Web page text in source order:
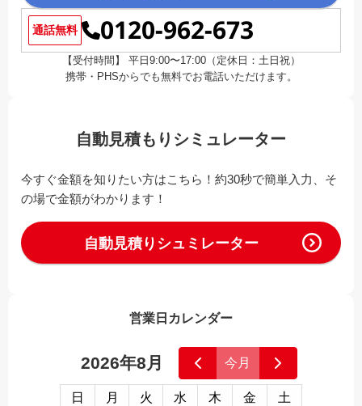
通話無料 0120-962-673
【受付時間】 平日9:00〜17:00（定休日：土日祝）
携帯・PHSからでも無料でお電話いただけます。
自動見積もりシミュレーター
今すぐ金額を知りたい方はこちら！約30秒で簡単入力、そ
の場で金額がわかります！
自動見積りシュミレーター
営業日カレンダー
2026年8月 今月
日 月 火 水 木 金
土